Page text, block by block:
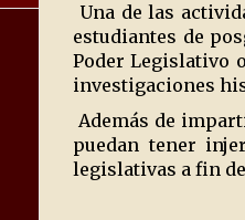
Una de las
estudiantes de
Poder Legislativo
investigaciones
Además de
puedan tener
legislativas a fin